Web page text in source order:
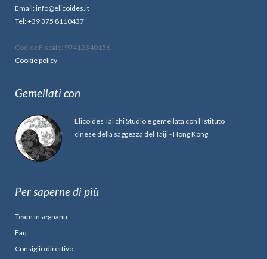
Email: info@elicoides.it
Tel: +39 375 8110437
Codice Fiscale: 97412340156
Cookie policy
Gemellati con
Elicoides Tai chi Studio è gemellata con l'istituto
cinese della saggezza del Taiji - Hong Kong
Per saperne di più
Team insegnanti
Faq
Consiglio direttivo